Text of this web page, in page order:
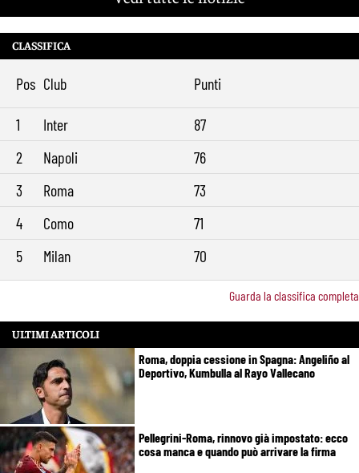
9:29
Roma-Molina, trattativa in avanzamento: sul tavolo 17 milioni per
CLASSIFICA
Pos Club Punti
1 Inter
87
2
Napoli
76
3
Roma
73
4
Como
71
5
Milan 70
Guarda la classifica completa
ULTIMI ARTICOLI
Roma, doppia cessione in Spagna: Angeliño al
Deportivo, Kumbulla al Rayo Vallecano
Pellegrini-Roma, rinnovo già impostato: ecco
cosa manca e quando può arrivare la firma